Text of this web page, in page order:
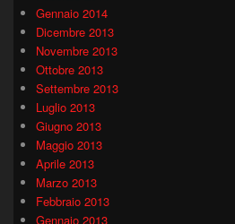
Gennaio 2014
Dicembre 2013
Novembre 2013
Ottobre 2013
Settembre 2013
Luglio 2013
Giugno 2013
Maggio 2013
Aprile 2013
Marzo 2013
Febbraio 2013
Gennaio 2013